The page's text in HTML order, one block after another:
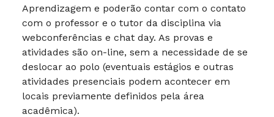
Aprendizagem e poderão contar com o contato
com o professor e o tutor da disciplina via
webconferências e chat day. As provas e
atividades são on-line, sem a necessidade de se
deslocar ao polo (eventuais estágios e outras
atividades presenciais podem acontecer em
locais previamente definidos pela área
acadêmica).